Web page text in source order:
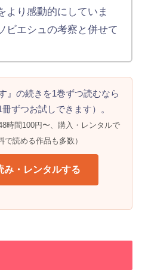
より感動的にしていま
ビエシュの考察と併せて
』の続きを1巻ずつ読むなら
冊ずつお試しできます）。
時間100円〜、購入・レンタルで
読める作品も多数）
み・レンタルする